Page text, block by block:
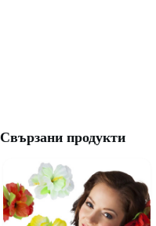
Свързани продукти